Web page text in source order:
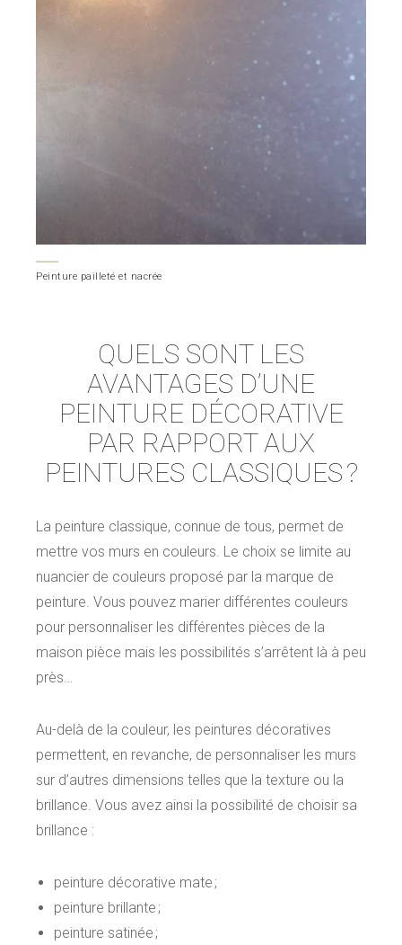
Peinture pailleté et nacrée
QUELS SONT LES
AVANTAGES D’UNE
PEINTURE DÉCORATIVE
PAR RAPPORT AUX
PEINTURES CLASSIQUES ?
La peinture classique, connue de tous, permet de
mettre vos murs en couleurs. Le choix se limite au
nuancier de couleurs proposé par la marque de
peinture. Vous pouvez marier différentes couleurs
pour personnaliser les différentes pièces de la
maison pièce mais les possibilités s’arrêtent là à peu
près…
Au-delà de la couleur, les peintures décoratives
permettent, en revanche, de personnaliser les murs
sur d’autres dimensions telles que la texture ou la
brillance. Vous avez ainsi la possibilité de choisir sa
brillance :
peinture décorative mate ;
peinture brillante ;
peinture satinée ;